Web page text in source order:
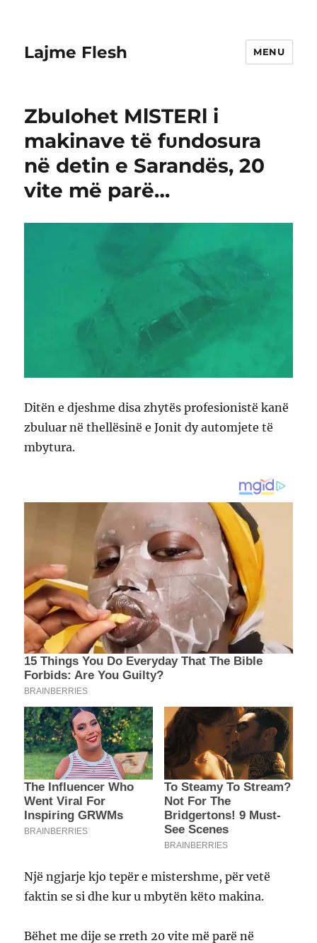
Lajme Flesh MENU
ZbuIohet MlSTERl i
makinave të fυndosura
në detin e Sarandës, 20
vite më parë…
Ditën e djeshme disa zhytës profesionistë kanë
zbuluar në thellësinë e Jonit dy automjete të
mbytura.
Një ngjarje kjo tepër e mistershme, për vetë
faktin se si dhe kur u mbytën këto makina.
Bëhet me dije se rreth 20 vite më parë në